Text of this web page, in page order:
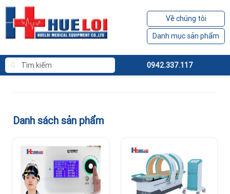
Về chúng tôi
Danh mục sản phẩm
0942.337.117
Danh sách sản phẩm